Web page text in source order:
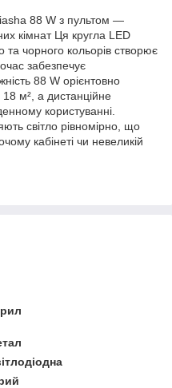
88 W з пультом —
кімнат Ця кругла LED
та чорного кольорів створює
забезпечує
88 W орієнтовно
м², а дистанційне
користуванні.
світло рівномірно, що
кабінеті чи невеликій